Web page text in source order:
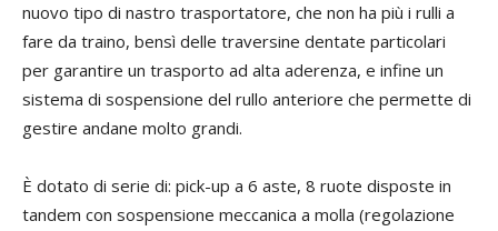
nuovo tipo di nastro trasportatore, che non ha più i rulli a
fare da traino, bensì delle traversine dentate particolari
per garantire un trasporto ad alta aderenza, e infine un
sistema di sospensione del rullo anteriore che permette di
gestire andane molto grandi.
È dotato di serie di: pick-up a 6 aste, 8 ruote disposte in
tandem con sospensione meccanica a molla (regolazione